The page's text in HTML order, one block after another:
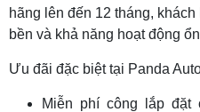
hãng lên đến 12 tháng,
bền và khả năng hoạt động
Ưu đãi đặc biệt tại Panda
Miễn phí công lắp đặt